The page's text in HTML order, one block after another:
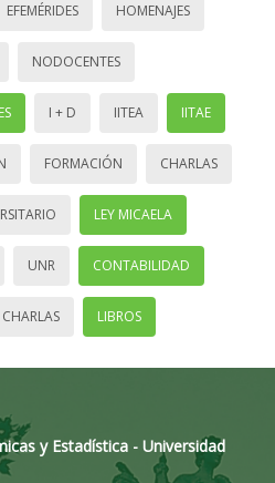
EFEMÉRIDES HOMENAJES
NODOCENTES
I + D IITEA IITAE
FORMACIÓN CHARLAS
LEY MICAELA
UNR CONTABILIDAD
CHARLAS LIBROS
y Estadística - Universidad